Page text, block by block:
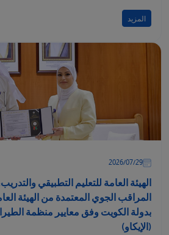
المزيد
29‏/07‏/2026
الهيئة العامة للتعليم التطبيقي
المراقب الجوي المعتمدة من الهيئة
بدولة الكويت وفق معايير منظمة
(الإيكاو)